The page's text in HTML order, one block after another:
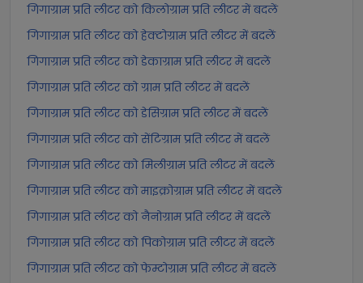
गिगाग्राम प्रति लीटर को किलोग्राम प्रति लीटर में बदलें
गिगाग्राम प्रति लीटर को हेक्टोग्राम प्रति लीटर में बदलें
गिगाग्राम प्रति लीटर को डेकाग्राम प्रति लीटर में बदलें
गिगाग्राम प्रति लीटर को ग्राम प्रति लीटर में बदलें
गिगाग्राम प्रति लीटर को डेसिग्राम प्रति लीटर में बदलें
गिगाग्राम प्रति लीटर को सेंटिग्राम प्रति लीटर में बदलें
गिगाग्राम प्रति लीटर को मिलीग्राम प्रति लीटर में बदलें
गिगाग्राम प्रति लीटर को माइक्रोग्राम प्रति लीटर में बदलें
गिगाग्राम प्रति लीटर को नैनोग्राम प्रति लीटर में बदलें
गिगाग्राम प्रति लीटर को पिकोग्राम प्रति लीटर में बदलें
गिगाग्राम प्रति लीटर को फेम्टोग्राम प्रति लीटर में बदलें